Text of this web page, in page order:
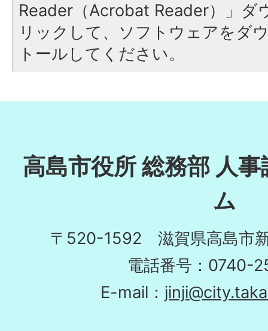
Reader（Acrobat Reader）」ダ
リックして、ソフトウェアをダ
トールしてください。
高島市役所 総務部 人
ム
〒520-1592 滋賀県高島市
電話番号：0740-
E-mail：